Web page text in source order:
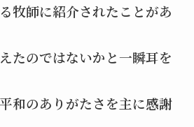
牧師に紹介されたことがあ
たのではないかと一瞬耳を
和のありがたさを主に感謝